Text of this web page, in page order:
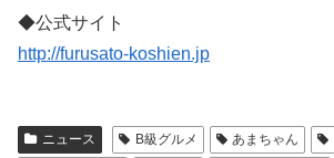
◆公式サイト
http://furusato-koshien.jp
ニュース B級グルメ あまちゃん